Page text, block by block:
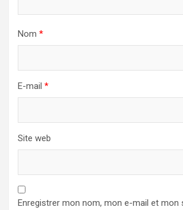
Nom *
E-mail *
Site web
Enregistrer mon nom, mon e-mail et mon